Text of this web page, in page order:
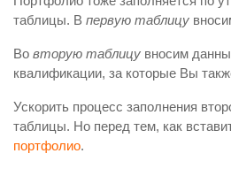
таблицы. В первую таблицу
Во вторую таблицу вносим
квалификации, за которые Вы
Ускорить процесс заполнения
таблицы. Но перед тем, как
портфолио.